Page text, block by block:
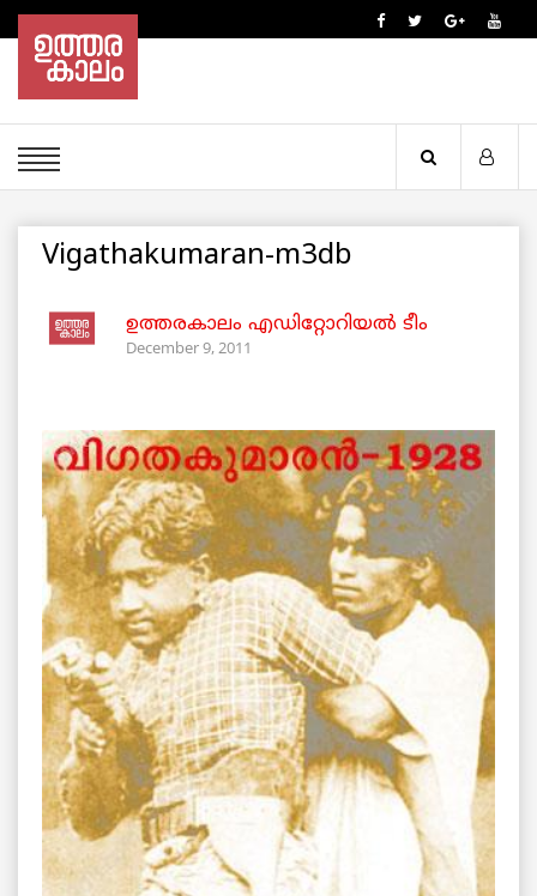
Vigathakumaran-m3db
ഉത്തരകാലം എഡിറ്റോറിയല്‍ ടീം
December 9, 2011